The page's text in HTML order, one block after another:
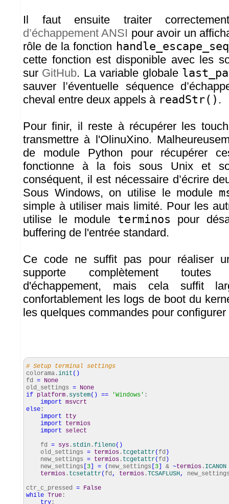
Il faut ensuite traiter
d’échappement ANSI pour avoir un
rôle de la fonction
cette fonction est disponible avec les
sur GitHub. La variable globale
sauver l’éventuelle séquence
cheval entre deux appels à readStr() .
Pour finir, il reste à récupérer les
transmettre à l'OlinuXino.
de module Python pour récupérer
fonctionne à la fois sous Unix et
conséquent, il est nécessaire d’écrire
Sous Windows, on utilise le module
simple à utiliser mais limité. Pour les
utilise le module terminos pour
buffering de l'entrée standard.
Ce code ne suffit pas pour réaliser
supporte complètement
d'échappement, mais cela suffit
confortablement les logs de boot du
les quelques commandes pour
# Setup terminal settings
colorama.init ( )
fd = None
old_settings = None
if platform . system( ) == 'Windows' :
import msvcrt
else :
import
tty
import
termios
import
select
fd = sys . stdin .fileno( )
old_settings = termios . tcgetattr( fd )
new_settings = termios . tcgetattr( fd )
new_settings
3 = ( new_settings 3 & ~termios . ICANON
termios . tcsetattr( fd, termios .TCSAFLUSH,
ctr_c_pressed = False
while True :
try :